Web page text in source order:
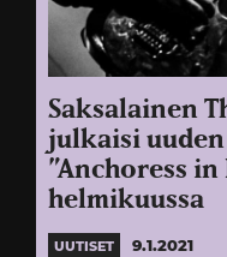
Saksalainen
julkaisi
”Anchoress
helmikuussa
UUTISET 9.1.2021